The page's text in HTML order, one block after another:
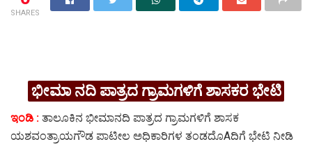
SHARES
ಭೀಮಾ ನದಿ ಪಾತ್ರದ ಗ್ರಾಮಗಳಿಗೆ ಶಾಸಕರ ಭೇಟಿ
ಇಂಡಿ : ತಾಲೂಕಿನ ಭೀಮಾನದಿ ಪಾತ್ರದ ಗ್ರಾಮಗಳಿಗೆ ಶಾಸಕ
ಯಶವಂತ್ರಾಯಗೌಡ ಪಾಟೀಲ ಅಧಿಕಾರಿಗಳ ತಂಡದೊAದಿಗೆ ಭೇಟಿ ನೀಡಿ